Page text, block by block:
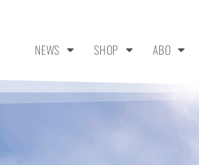
NEWS SHOP ABO